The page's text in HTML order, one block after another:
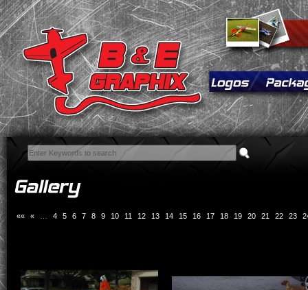
«« « 4 5 6 7 8 9 10 11 12 13 14 15 16 17 18 19 20 21 22 23